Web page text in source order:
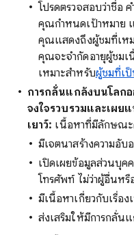
โปรดตรวจสอบว่าชื่อ
คุณกำหนดเป้าหมาย
คุณแสดงถึงผู้ชมที่เห
คุณจะจำกัดอายุผู้ชม
เหมาะสำหรับผู้ชมที่เ
การกลั่นแกล้งบนโลกอ
จงใจรวบรวมและเผ
เยาว์: เนื้อหาที่มีลักษณ
มีเจตนาสร้างความอั
เปิดเผยข้อมูลส่วนบุค
โทรศัพท์ ไม่ว่าผู้อื่นหรื
มีเนื้อหาเกี่ยวกับเรื่อง
ส่งเสริมให้มีการกลั่น